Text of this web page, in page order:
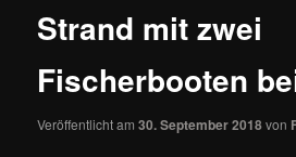
Strand mit zwei
Fischerbooten
Veröffentlicht am30. September 2018von